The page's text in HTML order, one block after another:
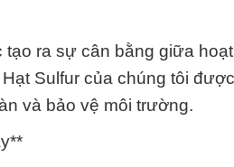
ra sự cân bằng giữa
Sulfur của chúng tôi
và bảo vệ môi trường.